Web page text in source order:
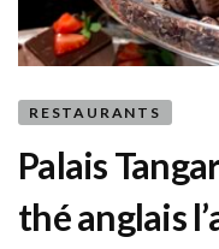
RESTAURANTS
Palais
thé anglais